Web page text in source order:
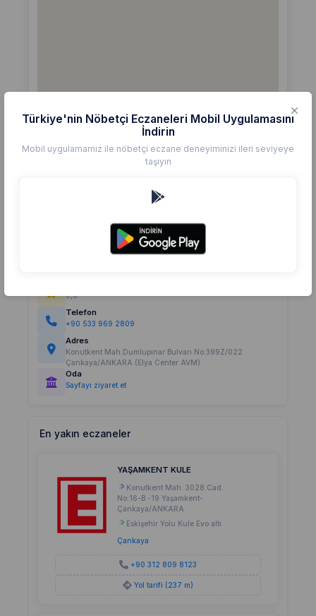
0,0
Telefon
+90 533 969 2809
Adres
Konutkent Mah.Dumlupınar Bulvarı No:399Z/022
Çankaya/ANKARA (Elya Center AVM)
Oda
Sayfayı ziyaret et
En yakın eczaneler
YAŞAMKENT KULE
Konutkent Mah. 3028.Cad.
No:16-B -19 Yaşamkent-
Çankaya/ANKARA
Eskişehir Yolu Kule Evo altı
Çankaya
+90 312 809 8123
Yol tarifi (237 m)
Türkiye'nin Nöbetçi Eczaneleri Mobil Uygulamasını
İndirin
Mobil uygulamamız ile nöbetçi eczane deneyiminizi ileri seviyeye
taşıyın